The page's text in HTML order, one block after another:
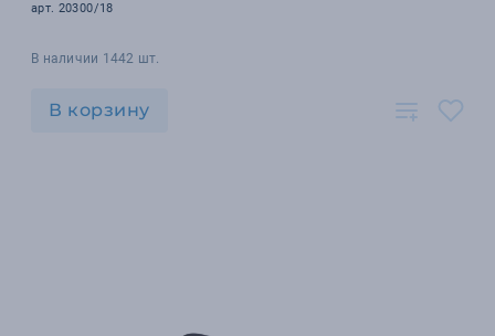
арт. 20300/18
В наличии 1442 шт.
В корзину